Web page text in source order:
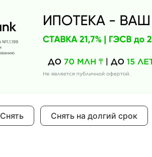
Снять Снять на долгий срок